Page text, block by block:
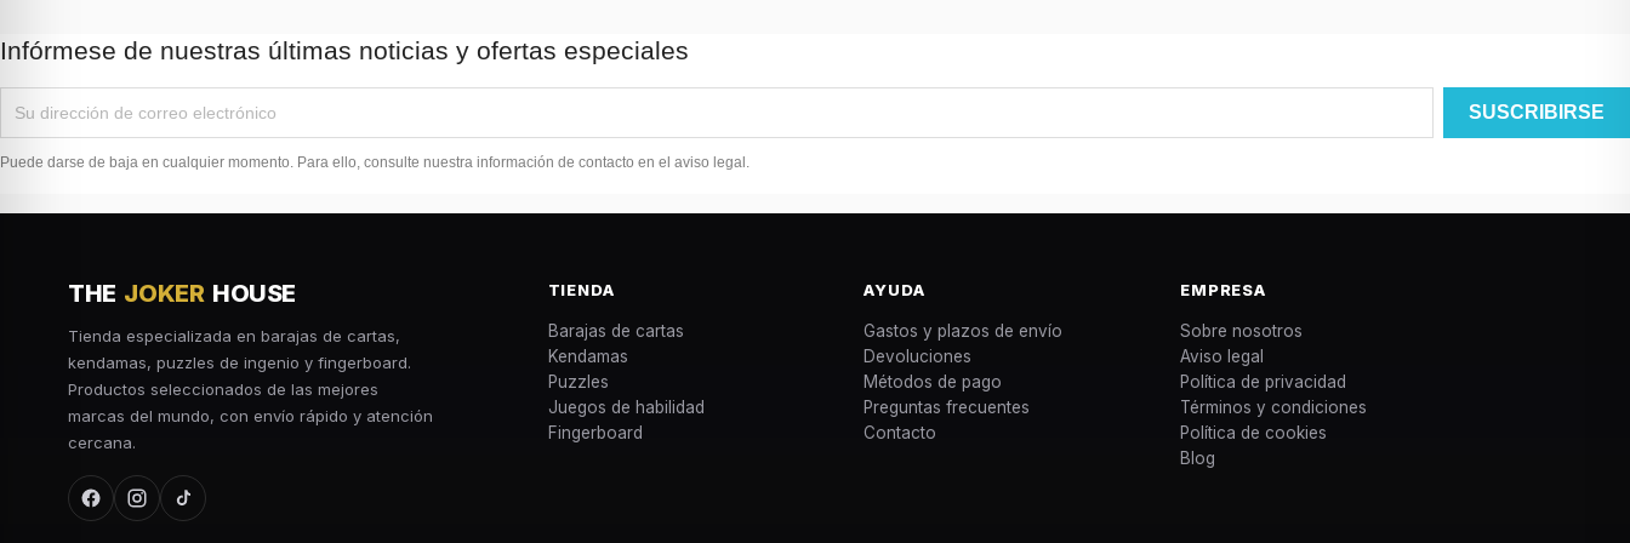
Infórmese de nuestras últimas noticias y ofertas especiales
Puede darse de baja en cualquier momento. Para ello, consulte nuestra información de contacto en el aviso legal.
THE JOKER HOUSE
Tienda especializada en barajas de cartas,
kendamas, puzzles de ingenio y fingerboard.
Productos seleccionados de las mejores
marcas del mundo, con envío rápido y atención
cercana.
TIENDA
Barajas de cartas
Kendamas
Puzzles
Juegos de habilidad
Fingerboard
AYUDA
Gastos y plazos de envío
Devoluciones
Métodos de pago
Preguntas frecuentes
Contacto
EMPRESA
Sobre nosotros
Aviso legal
Política de privacidad
Términos y condiciones
Política de cookies
Blog